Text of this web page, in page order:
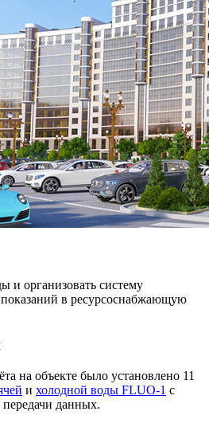
и организовать систему
в ресурсоснабжающую
на объекте было установлено 11
и холодной воды FLUO-1 с
данных.